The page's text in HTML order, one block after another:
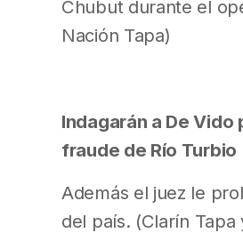
Chubut durante el
Nación Tapa)
Indagarán a De Vido
fraude de Río Turbio
Además el juez le
del país. (Clarín Tapa